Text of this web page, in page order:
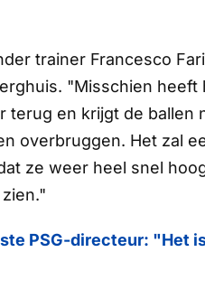
trainer Francesco
"Misschien heeft
terug en krijgt de ballen
overbruggen. Het zal
ze weer heel snel
PSG-directeur: "Het